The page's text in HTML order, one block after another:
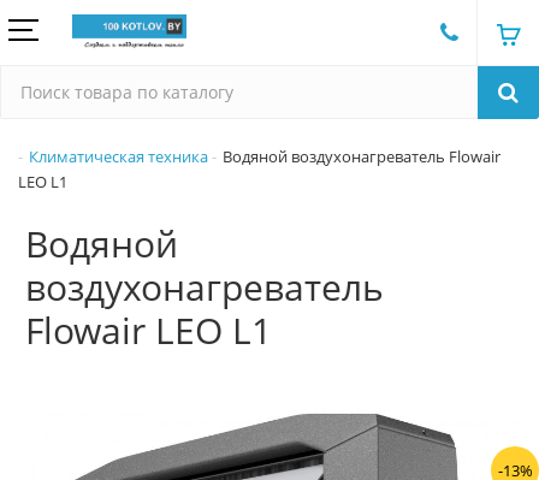
Климатическая техника
Водяной воздухонагреватель Flowair
LEO L1
Водяной
воздухонагреватель
Flowair LEO L1
-13%